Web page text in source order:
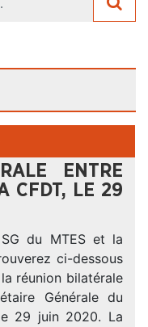
ENTRE
CFDT, LE 29
du MTES et la
ci-dessous
réunion bilatérale
Générale du
29 juin 2020. La